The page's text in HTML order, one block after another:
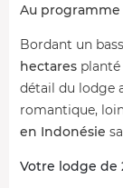
Au programme
Bordant un
hectares planté
détail du lodge
romantique,
en Indonésie
Votre lodge de